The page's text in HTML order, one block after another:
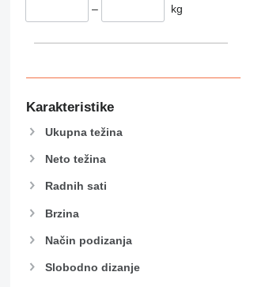
– kg
Karakteristike
Ukupna težina
Neto težina
Radnih sati
Brzina
Način podizanja
Slobodno dizanje